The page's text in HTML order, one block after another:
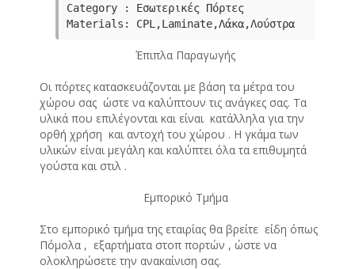
Category : Εσωτερικές Πόρτες
Μaterials: CPL,Laminate,Λάκα,Λούστρα
Έπιπλα Παραγωγής
Οι πόρτες κατασκευάζονται με βάση τα μέτρα του
χώρου σας ώστε να καλύπτουν τις ανάγκες σας. Τα
υλικά που επιλέγονται και είναι κατάλληλα για την
ορθή χρήση και αντοχή του χώρου . Η γκάμα των
υλικών είναι μεγάλη και καλύπτει όλα τα επιθυμητά
γούστα και στιλ .
Εμπορικό Τμήμα
Στο εμπορικό τμήμα της εταιρίας θα βρείτε είδη όπως
Πόμολα , εξαρτήματα στοπ πορτών , ώστε να
ολοκληρώσετε την ανακαίνιση σας.